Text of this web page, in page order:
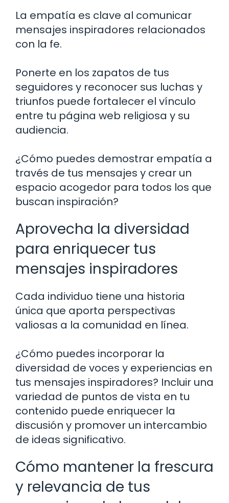
La empatía es clave al comunicar
mensajes inspiradores relacionados
con la fe.
Ponerte en los zapatos de tus
seguidores y reconocer sus luchas y
triunfos puede fortalecer el vínculo
entre tu página web religiosa y su
audiencia.
¿Cómo puedes demostrar empatía a
través de tus mensajes y crear un
espacio acogedor para todos los que
buscan inspiración?
Aprovecha la diversidad
para enriquecer tus
mensajes inspiradores
Cada individuo tiene una historia
única que aporta perspectivas
valiosas a la comunidad en línea.
¿Cómo puedes incorporar la
diversidad de voces y experiencias en
tus mensajes inspiradores? Incluir una
variedad de puntos de vista en tu
contenido puede enriquecer la
discusión y promover un intercambio
de ideas significativo.
Cómo mantener la frescura
y relevancia de tus